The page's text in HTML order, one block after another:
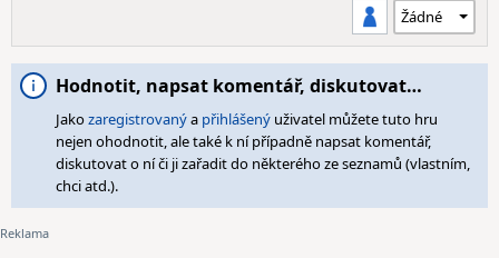
Hodnotit, napsat komentář, diskutovat…
Jakozaregistrovanýa přihlášený uživatel můžete tuto hru
nejen ohodnotit, ale také k ní případně napsat komentář,
diskutovat o ní či ji zařadit do některého ze seznamů (vlastním,
chci atd.).